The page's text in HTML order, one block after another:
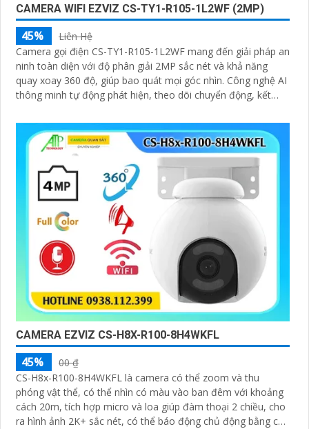
CAMERA WIFI EZVIZ CS-TY1-R105-1L2WF (2MP)
45%
Liên Hệ
Camera gọi điện CS-TY1-R105-1L2WF mang đến giải pháp an
ninh toàn diện với độ phân giải 2MP sắc nét và khả năng
quay xoay 360 độ, giúp bao quát mọi góc nhìn. Công nghệ AI
thông minh tự động phát hiện, theo dõi chuyển động, kết
CAMERA EZVIZ CS-H8X-R100-8H4WKFL
45%
00 ₫
CS-H8x-R100-8H4WKFL là camera có thể zoom và thu
phóng vật thể, có thể nhìn có màu vào ban đêm với khoảng
cách 20m, tích hợp micro và loa giúp đàm thoại 2 chiều, cho
ra hình ảnh 2K+ sắc nét, có thể báo động chủ động bằng còi